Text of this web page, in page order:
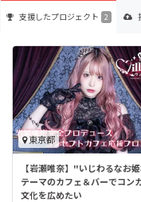
支援したプロジェクト 2
東京都
【岩瀬唯奈】"いじわるなお
テーマのカフェ＆バーでコン
文化を広めたい